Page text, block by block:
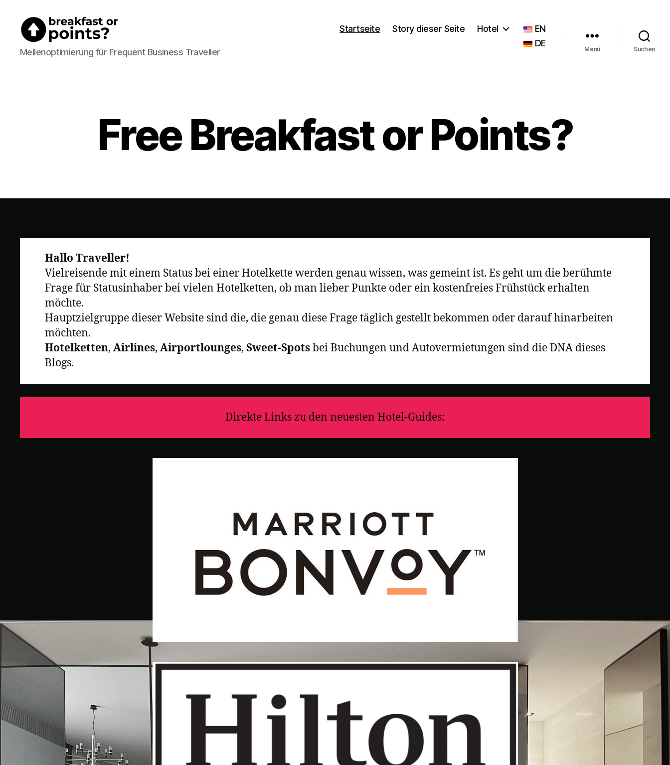
Breakfast
or
Meilenoptimierung für Frequent Business Traveller
Startseite Story dieser Seite Hotel
EN
DE
Menü Suchen
Free Breakfast or Points?
Hallo Traveller!
Vielreisende mit einem Status bei einer Hotelkette werden genau wissen, was gemeint ist. Es geht um die berühmte
Frage für Statusinhaber bei vielen Hotelketten, ob man lieber Punkte oder ein kostenfreies Frühstück erhalten
möchte.
Hauptzielgruppe dieser Website sind die, die genau diese Frage täglich gestellt bekommen oder darauf hinarbeiten
möchten.
Hotelketten, Airlines, Airportlounges, Sweet-Spotsbei Buchungen und Autovermietungen sind die DNA dieses
Blogs.
Direkte Links zu den neuesten Hotel-Guides: